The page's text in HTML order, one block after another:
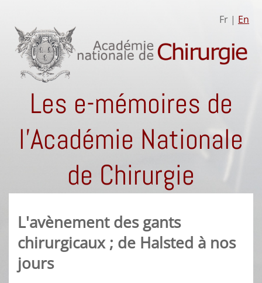
Fr | En
Les e-mémoires de
l'Académie Nationale
de Chirurgie
L'avènement des gants
chirurgicaux ; de Halsted à nos
jours